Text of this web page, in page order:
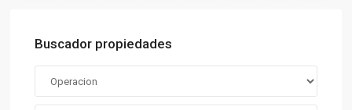
Buscador propiedades